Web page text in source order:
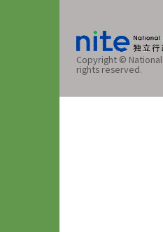
Copyright ©
rights reserved.